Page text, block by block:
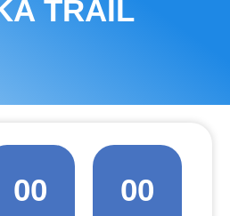
TRAIL
00 00